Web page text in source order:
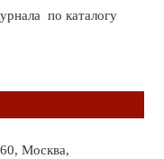
по каталогу
Москва,